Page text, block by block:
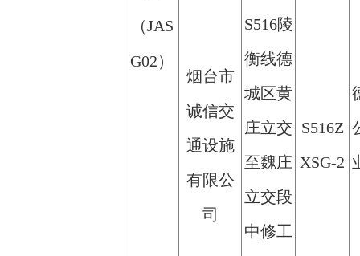
（JAS
G02）
烟台市
诚信交
通设施
有限公
司
S516陵
衡线德
城区黄
庄立交
至魏庄
立交段
中修工
S516Z
XSG-2